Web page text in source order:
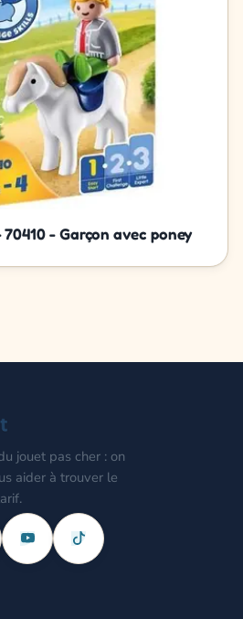
70410 - Garçon avec poney
jouet pas cher : on
aider à trouver le